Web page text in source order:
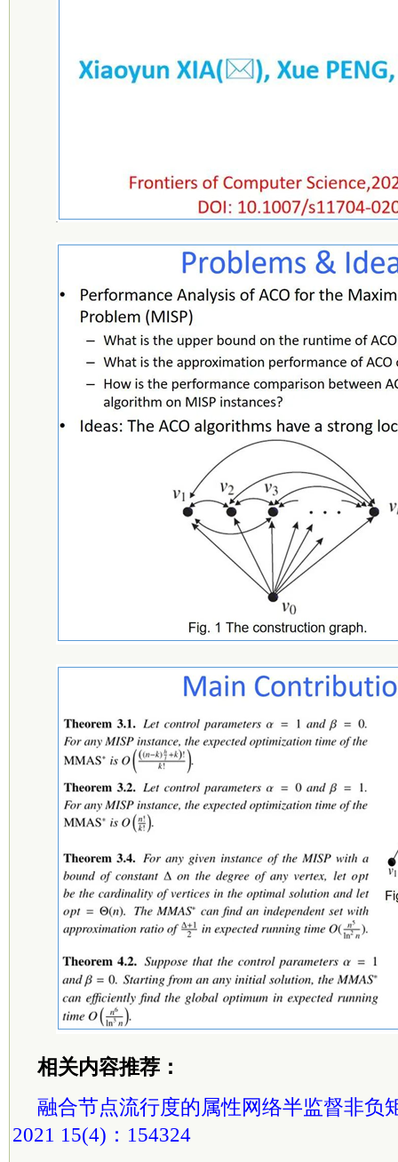
相关内容推荐：
融合节点流行度的属性网络半监督非负
2021 15(4)：154324